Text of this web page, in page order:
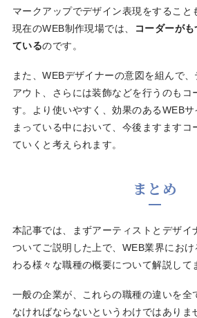
マークアップでデザイン表現をすること
現在のWEB制作現場では、
コーダーが
ているのです。
また、WEBデザイナーの意図を組んで
アウト、さらには装飾などを行うのもコ
す。より使いやすく、効果のあるWEB
まっている中において、今後ますますコ
ていくと考えられます。
まとめ
本記事では、まずアーティストとデザイ
ついてご説明した上で、WEB業界にお
わる様々な職種の概要について解説して
一般の企業が、これらの職種の違いを全
なければならないというわけではありま